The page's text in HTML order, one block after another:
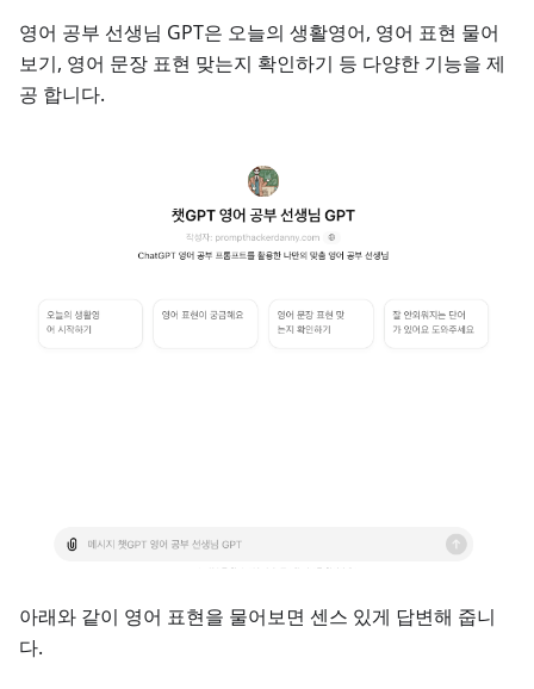
영어 공부 선생님 GPT은 오늘의 생활영어, 영어 표현 물어
보기, 영어 문장 표현 맞는지 확인하기 등 다양한 기능을 제
공 합니다.
아래와 같이 영어 표현을 물어보면 센스 있게 답변해 줍니
다.